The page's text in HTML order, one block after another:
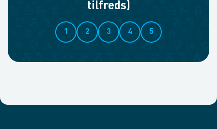
tilfreds)
1 2 3 4 5